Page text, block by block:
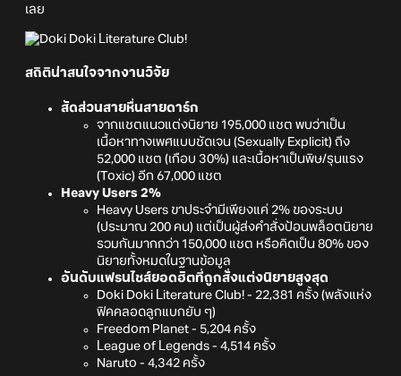
เลย
สถิติน่าสนใจจากงานวิจัย
สัดส่วนสายหื่นสายดาร์ก
จากแชตแนวแต่งนิยาย 195,000 แชต พบว่าเป็น
เนื้อหาทางเพศแบบชัดเจน (Sexually Explicit) ถึง
52,000 แชต (เกือบ 30%) และเนื้อหาเป็นพิษ/รุนแรง
(Toxic) อีก 67,000 แชต
Heavy Users 2%
Heavy Users ขาประจำมีเพียงแค่ 2% ของระบบ
(ประมาณ 200 คน) แต่เป็นผู้ส่งคำสั่งป้อนพล็อตนิยาย
รวมกันมากกว่า 150,000 แชต หรือคิดเป็น 80% ของ
นิยายทั้งหมดในฐานข้อมูล
อันดับแฟรนไชส์ยอดฮิตที่ถูกสั่งแต่งนิยายสูงสุด
Doki Doki Literature Club! - 22,381 ครั้ง (พลังแห่ง
ฟิคคลอดลูกแบกยับ ๆ)
Freedom Planet - 5,204 ครั้ง
League of Legends - 4,514 ครั้ง
Naruto - 4,342 ครั้ง